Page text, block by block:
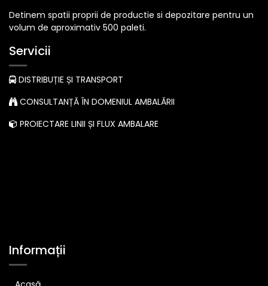
Detinem spatii proprii de productie si depozitare pentru un
volum de aproximativ 500 paleti.
Servicii
DISTRIBUȚIE ȘI TRANSPORT
CONSULTANȚĂ ÎN DOMENIUL AMBALĂRII
PROIECTARE LINII ȘI FLUX AMBALARE
Informații